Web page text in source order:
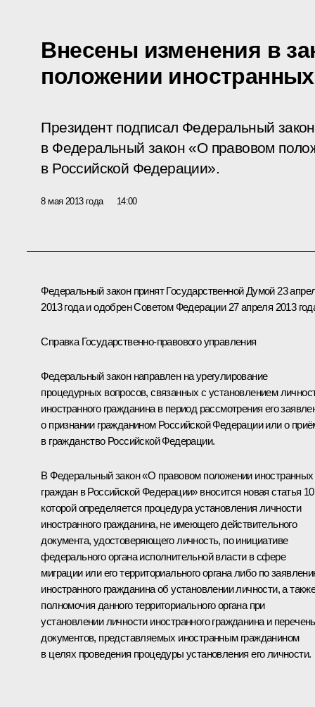
Внесены изменения в
положении
Президент подписал Федеральный
в Федеральный закон «О правовом
в Российской Федерации».
8 мая 2013 года 14:00
Федеральный закон принят Государственной Думой 23
2013 года и одобрен Советом Федерации 27 апреля 2013
Справка Государственно-правового управления
Федеральный закон направлен на урегулирование
процедурных вопросов, связанных с установлением
иностранного гражданина в период рассмотрения его
о признании гражданином Российской Федерации или о
в гражданство Российской Федерации.
В Федеральный закон «О правовом положении иностранных
граждан в Российской Федерации» вносится новая статья
которой определяется процедура установления личности
иностранного гражданина, не имеющего действительного
документа, удостоверяющего личность, по инициативе
федерального органа исполнительной власти в сфере
миграции или его территориального органа либо по
иностранного гражданина об установлении личности, а
полномочия данного территориального органа при
установлении личности иностранного гражданина и перечень
документов, представляемых иностранным гражданином
в целях проведения процедуры установления его личности.